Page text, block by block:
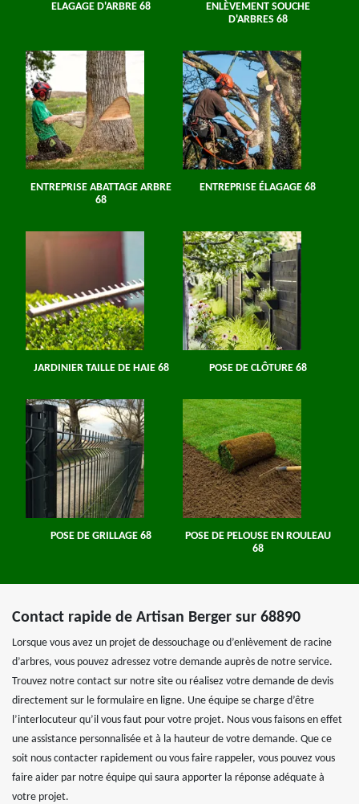
ELAGAGE D'ARBRE 68
ENLÈVEMENT SOUCHE
D'ARBRES 68
ENTREPRISE ABATTAGE ARBRE
68
ENTREPRISE ÉLAGAGE 68
JARDINIER TAILLE DE HAIE 68 POSE DE CLÔTURE 68
POSE DE GRILLAGE 68
POSE DE PELOUSE EN ROULEAU
68
Contact rapide de Artisan Berger sur 68890
Lorsque vous avez un projet de dessouchage ou d’enlèvement de racine
d’arbres, vous pouvez adressez votre demande auprès de notre service.
Trouvez notre contact sur notre site ou réalisez votre demande de devis
directement sur le formulaire en ligne. Une équipe se charge d’être
l’interlocuteur qu’il vous faut pour votre projet. Nous vous faisons en effet
une assistance personnalisée et à la hauteur de votre demande. Que ce
soit nous contacter rapidement ou vous faire rappeler, vous pouvez vous
faire aider par notre équipe qui saura apporter la réponse adéquate à
votre projet.